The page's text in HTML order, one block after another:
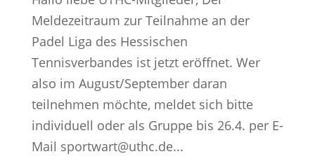
Meldezeitraum zur Teilnahme an der
Padel Liga des Hessischen
Tennisverbandes ist jetzt eröffnet. Wer
also im August/September daran
teilnehmen möchte, meldet sich bitte
individuell oder als Gruppe bis 26.4. per E-
Mail sportwart@uthc.de...